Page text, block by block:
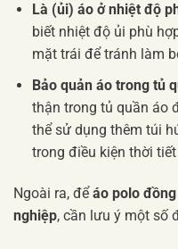
Là (ủi) áo ở nhiệt độ
biết nhiệt độ ủi phù
mặt trái để tránh làm
Bảo quản áo trong tủ
thận trong tủ quần áo
thể sử dụng thêm túi
trong điều kiện thời
Ngoài ra, đểáo polo
nghiệp, cần lưu ý một số